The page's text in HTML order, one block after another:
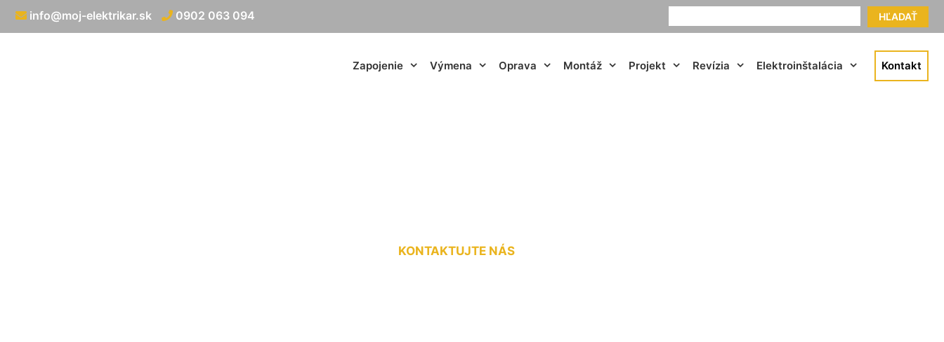
HĽADAŤ
info@moj-elektrikar.sk 0902 063 094
Zapojenie Výmena Oprava Montáž Projekt Revízia Elektroinštalácia Kontakt
KONTAKTUJTE NÁS